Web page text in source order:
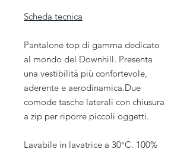
Scheda tecnica
Pantalone top di gamma dedicato
al mondo del Downhill. Presenta
una vestibilità più confortevole,
aderente e aerodinamica.Due
comode tasche laterali con chiusura
a zip per riporre piccoli oggetti.
Lavabile in lavatrice a 30°C. 100%